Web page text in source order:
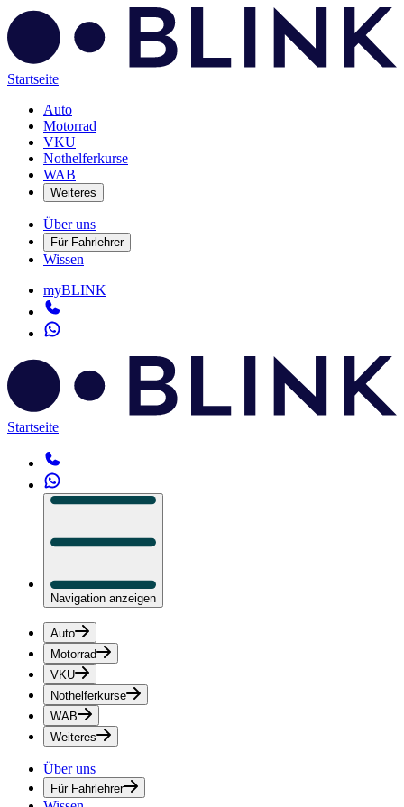
Startseite
Auto
Motorrad
VKU
Nothelferkurse
WAB
Weiteres
Über uns
Für Fahrlehrer
Wissen
myBLINK
Startseite
Navigation anzeigen
Auto
Motorrad
VKU
Nothelferkurse
WAB
Weiteres
Über uns
Für Fahrlehrer